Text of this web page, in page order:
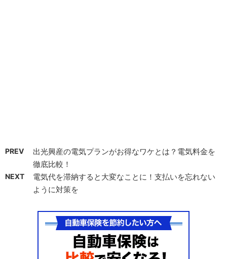
PREV
出光興産の電気プランがお得なワケとは？電気料金を
徹底比較！
NEXT
電気代を滞納すると大変なことに！支払いを忘れない
ように対策を